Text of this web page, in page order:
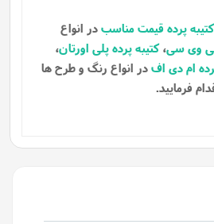
پرده قیمت مناسبدر انواع
پی وی سی،کتیبه پرده پلی اورتان،
ام دی افدر انواع رنگ و طرح ها
فرمایید.